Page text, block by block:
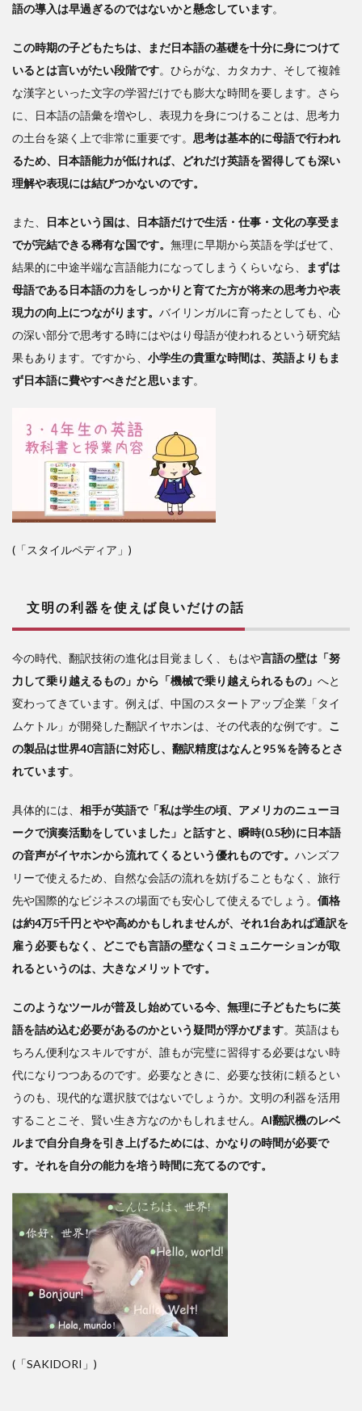
東
のス
ピー
キン
グテ
スト
も不
要
語の導入は早過ぎるのではないかと懸念しています。
この時期の子どもたちは、まだ日本語の基礎を十分に身につけて
いるとは言いがたい段階です。ひらがな、カタカナ、そして複雑
な漢字といった文字の学習だけでも膨大な時間を要します。さら
に、日本語の語彙を増やし、表現力を身につけることは、思考力
の土台を築く上で非常に重要です。 思考は基本的に母語で行われ
るため、日本語能力が低ければ、どれだけ英語を習得しても深い
理解や表現には結びつかないのです。
また、
日本という国は、日本語だけで生活・仕事・文化の享受ま
でが完結できる稀有な国です。 無理に早期から英語を学ばせて、
結果的に中途半端な言語能力になってしまうくらいなら、
まずは
母語である日本語の力をしっかりと育てた方が将来の思考力や表
現力の向上につながります。 バイリンガルに育ったとしても、心
の深い部分で思考する時にはやはり母語が使われるという研究結
果もあります。ですから、 小学生の貴重な時間は、英語よりもま
ず日本語に費やすべきだと思います。
(「スタイルペディア」)
文明の利器を使えば良いだけの話
今の時代、翻訳技術の進化は目覚ましく、もはや言語の壁は「努
力して乗り越えるもの」から「機械で乗り越えられるもの」 へと
変わってきています。例えば、中国のスタートアップ企業「タイ
ムケトル」が開発した翻訳イヤホンは、その代表的な例です。 こ
の製品は世界40言語に対応し、翻訳精度はなんと95％を誇るとさ
れています。
具体的には、 相手が英語で「私は学生の頃、アメリカのニューヨ
ークで演奏活動をしていました」と話すと、瞬時(0.5秒)に日本語
の音声がイヤホンから流れてくるという優れものです。 ハンズフ
リーで使えるため、自然な会話の流れを妨げることもなく、旅行
先や国際的なビジネスの場面でも安心して使えるでしょう。 価格
は約4万5千円とやや高めかもしれませんが、それ1台あれば通訳を
雇う必要もなく、どこでも言語の壁なくコミュニケーションが取
れるというのは、大きなメリットです。
このようなツールが普及し始めている今、無理に子どもたちに英
語を詰め込む必要があるのかという疑問が浮かびます。英語はも
ちろん便利なスキルですが、誰もが完璧に習得する必要はない時
代になりつつあるのです。必要なときに、必要な技術に頼るとい
うのも、現代的な選択肢ではないでしょうか。文明の利器を活用
することこそ、賢い生き方なのかもしれません。 AI翻訳機のレベ
ルまで自分自身を引き上げるためには、かなりの時間が必要で
す。それを自分の能力を培う時間に充てるのです。
(「SAKIDORI」)